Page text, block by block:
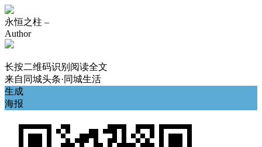
永恒之柱 –
Author
长按二维码识别阅读全文
来自 同城头条·同城生活
生成
海报